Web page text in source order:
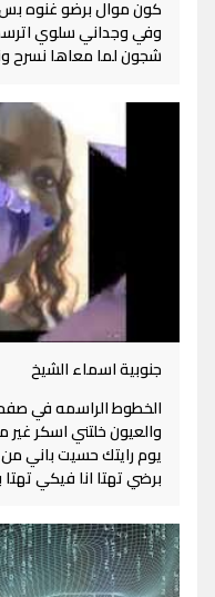
كون موال برضو غنوه
وفي وجداني سلوي
شجون لما معاها نسرح
جنوبية اسماء الشيخ
الخطوط الراسمه في
والعيون خلتني اسكر غير
يوم رايتك حسيت باني من
برضي تهتا انا فيكي